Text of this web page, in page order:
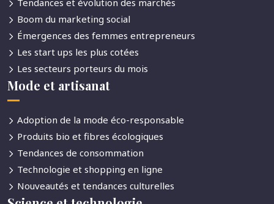
Tendances et évolution des marchés
Boom du marketing social
Émergences des femmes entrepreneurs
Les start ups les plus cotées
Les secteurs porteurs du mois
Mode et artisanat
Adoption de la mode éco-responsable
Produits bio et fibres écologiques
Tendances de consommation
Technologie et shopping en ligne
Nouveautés et tendances culturelles